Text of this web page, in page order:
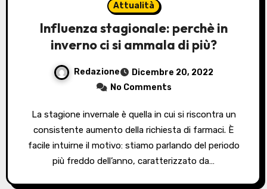
Attualità
Influenza stagionale: perchè in
inverno ci si ammala di più?
Redazione
Dicembre 20, 2022
No Comments
La stagione invernale è quella in cui si riscontra un
consistente aumento della richiesta di farmaci. È
facile intuirne il motivo: stiamo parlando del periodo
più freddo dell’anno, caratterizzato da…